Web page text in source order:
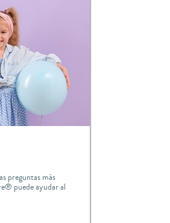
preguntas más
puede ayudar al